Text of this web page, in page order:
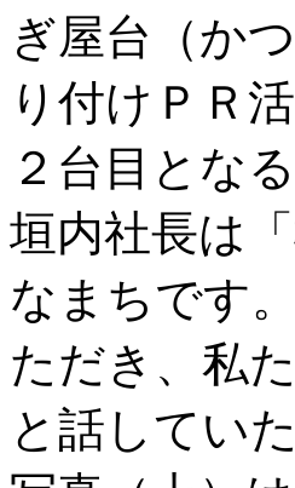
ぎ屋台（か
り付けＰＲ
２台目となる
垣内社長は
なまちです
ただき、私
と話していた